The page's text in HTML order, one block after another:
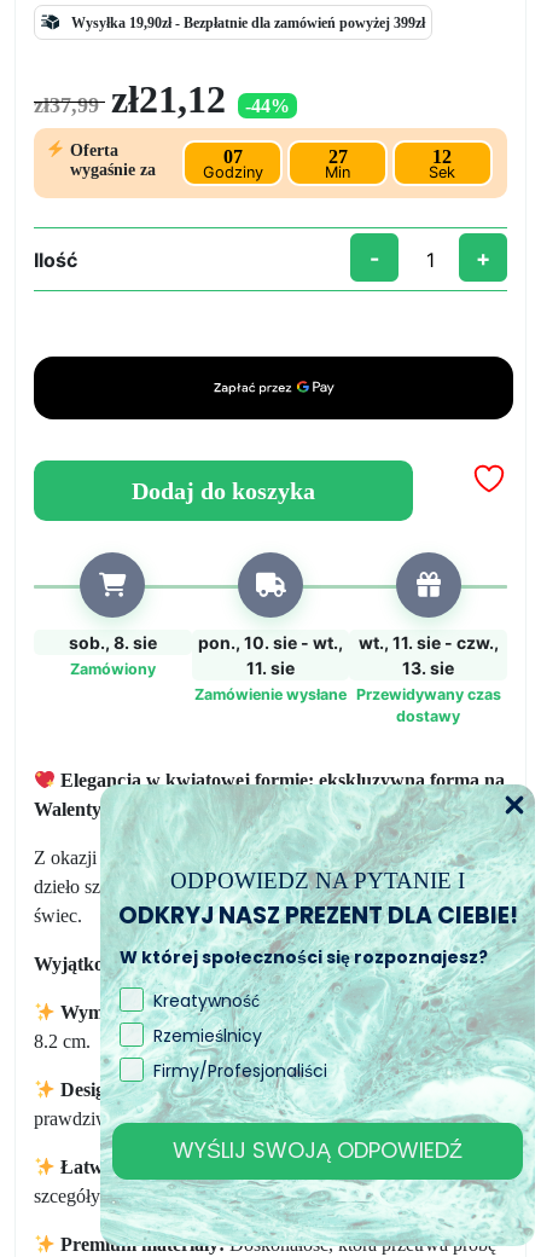
Wysyłka 19,90zł - Bezpłatnie dla zamówień powyżej 399zł
zł37,99
Pierwotna
cena
zł37,99.
zł21,12 cena
wynosi:
zł21,12.
-44%
Oferta
wygaśnie za
07
Godziny
27
Min
12
Sek
Ilość
ilość
forma
różami
romantycznych
- +
Dodaj do koszyka
sob., 8. sie
Zamówiony
pon., 10. sie - wt.,
11. sie
Zamówienie wysłane
wt., 11. sie - czw.,
13. sie
Przewidywany czas
dostawy
Elegancja w kwiatowej formie: ekskluzywna forma na
Walentynki!
Z okazji najbardziej romantycznego dnia w roku, doskonałe
dzieło sztuki kwiatowej, idealne do tworzenia wyjątkowych
świec.
Wyjątkowe cechy:
Wymiary:Ostateczny kształt po wyciągnięciu to 8.2 x
8.2 cm.
Design z kwiatowymi szczegółami:
Urocze róże dla
prawdziwie wyjątkowej kreacji.
Łatwe w użyciu:
Elastyczna forma zapewnia zachowane
szcegóły róż.
Premium materiały:Doskonałość, która przetrwa próbę
ODPOWIEDZ NA PYTANIE I
ODKRYJ NASZ PREZENT DLA CIEBIE!
W której społeczności się rozpoznajesz?
Kreatywność
Rzemieślnicy
Firmy/Profesjonaliści
WYŚLIJ SWOJĄ ODPOWIEDŹ